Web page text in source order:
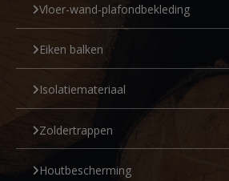
Vloer-wand-plafondbekleding
Eiken balken
Isolatiemateriaal
Zoldertrappen
Houtbescherming